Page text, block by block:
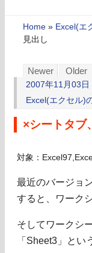
Home » Excel(エ
見出し
Newer Older
2007年11月03
Excel(エクセル)
×シートタブ
対象：
最近のバージョ
すると、ワーク
そしてワークシ
「Sheet3」とい